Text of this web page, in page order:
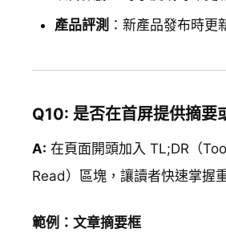
產品評測 ：新產品發布時更
Q10: 是否在首屏提供摘要
A: 在頁面開頭加入 TL;DR（
Read）區塊，讓讀者快速掌握
範例：文章摘要框